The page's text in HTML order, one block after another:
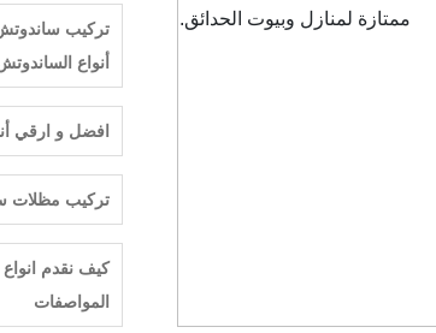
تركيب
أنواع
افضل و ارقي
ترکیب مظلات
كيف نقدم انواع
المواصفات